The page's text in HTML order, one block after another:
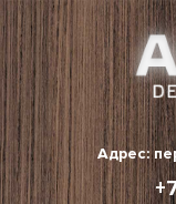
Skip
to
content
Адрес: